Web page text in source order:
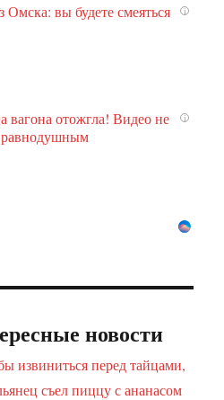
i
Омска: вы будете смеяться
i
вагона отожгла! Видео не
равнодушным
новости
извиниться перед тайцами,
съел пиццу с ананасом